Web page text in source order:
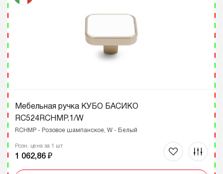
Мебельная ручка КУБО БАСИКО
RC524RCHMP.1/W
RCHMP - Розовое шампанское, W - Белый
Розн. цена за 1 шт
1 062,86 ₽